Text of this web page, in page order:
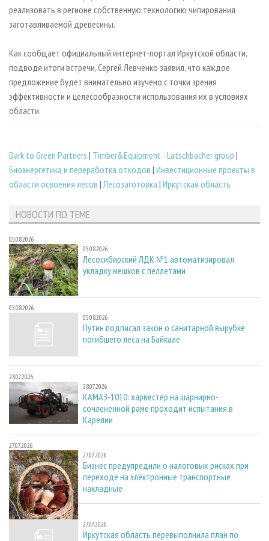
реализовать в регионе собственную технологию чипирования
заготавливаемой древесины.
Как сообщает официальный интернет-портал Иркутской области,
подводя итоги встречи, Сергей Левченко заявил, что каждое
предложение будет внимательно изучено с точки зрения
эффективности и целесообразности использования их в условиях
области.
Dark to Green Partners | Timber&Equipment - Latschbacher group |
Биoэнергетика и переработка отходов | Инвестиционные проекты в
области освоения лесов |Лесозаготовка | Иркутская область
НОВОСТИ ПО ТЕМЕ
05.08.2026
05.08.2026
Лесосибирский ЛДК №1 автоматизировал
укладку мешков с пеллетами
05.08.2026
05.08.2026
Путин подписал закон о санитарной вырубке
погибшего леса на Байкале
28.07.2026
28.07.2026
КАМАЗ-1010: харвестер на шарнирно-
сочлененной раме проходит испытания в
Карелии
27.07.2026
27.07.2026
Бизнес предупредили о налоговых рисках при
переходе на электронные транспортные
накладные
27.07.2026
27.07.2026
Иркутская область перевыполнила план по